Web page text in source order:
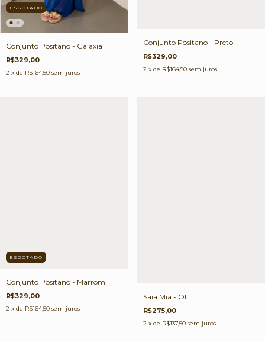
ESGOTADO
Conjunto Positano - Galáxia
R$329,00
2 x de R$164,50 sem juros
Conjunto Positano - Preto
R$329,00
2 x de R$164,50 sem juros
ESGOTADO
Conjunto Positano - Marrom
R$329,00
2 x de R$164,50 sem juros
Saia Mia - Off
R$275,00
2 x de R$137,50 sem juros